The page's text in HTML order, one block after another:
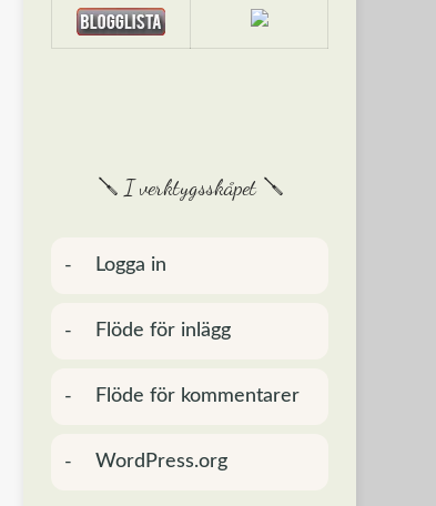
🪛 I verktygsskåpet 🪛
Logga in
Flöde för inlägg
Flöde för kommentarer
WordPress.org